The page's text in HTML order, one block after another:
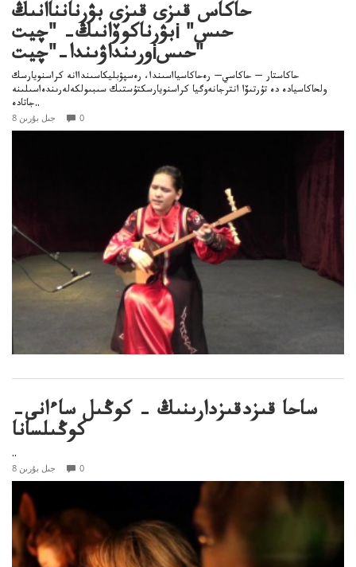
حاكاس قىزى قىزى بۋرنانناانىڭ
بۋرناكوۆانىڭ– "چيتi حىس"
ورىنداۋىندا–"چيتiحىس"
حاكاستار — حاكاسي— رەحاكاسيااسىندا، رەسپۋبليكاسىنداانە كراسنويارسك
ولحاكاسيادە دە تۇرتىۆا انترجانەوگيا كراسنويارسكتۇستىك سىبىولكەلەرىندەاسىلىنە
جاتادە..
8 جىل بۇرىن 0
ساحا قىزدقىزدارىنىڭ – كوڭىل ساءانى–
كوڭىلسانا
..
8 جىل بۇرىن 0